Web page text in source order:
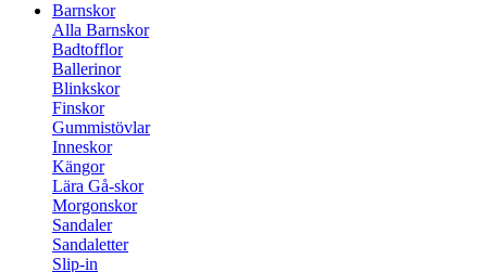
Barnskor
Alla Barnskor
Badtofflor
Ballerinor
Blinkskor
Finskor
Gummistövlar
Inneskor
Kängor
Lära Gå-skor
Morgonskor
Sandaler
Sandaletter
Slip-in